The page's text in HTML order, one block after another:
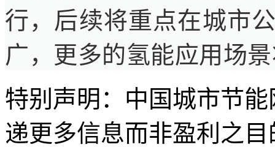
行，后续将重点在城市
广，更多的氢能应用场
特别声明：中国城市节
递更多信息而非盈利之